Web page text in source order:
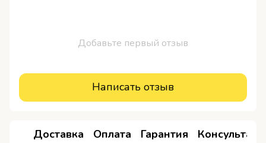
Добавьте первый отзыв
Написать отзыв
Доставка Оплата Гарантия